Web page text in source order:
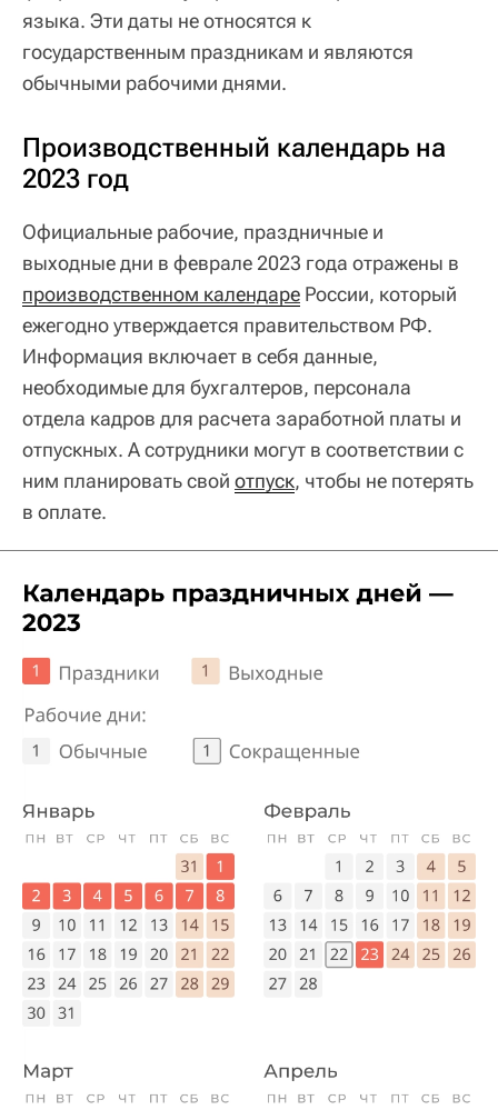
языка. Эти даты не относятся к
государственным праздникам и являются
обычными рабочими днями.
Производственный календарь на
2023 год
Официальные рабочие, праздничные и
выходные дни в феврале 2023 года отражены в
производственном календаре России, который
ежегодно утверждается правительством РФ.
Информация включает в себя данные,
необходимые для бухгалтеров, персонала
отдела кадров для расчета заработной платы и
отпускных. А сотрудники могут в соответствии с
ним планировать свой отпуск, чтобы не потерять
в оплате.